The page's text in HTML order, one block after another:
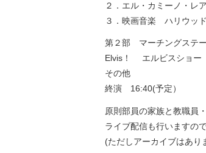
２．エル・カミーノ・レ
３．映画音楽 ハリウッ
第２部 マーチングステー
Elvis！ エルビスショー
その他
終演 16:40(予定）
原則部員の家族と教職員
ライブ配信も行いますの
(ただしアーカイブはあり